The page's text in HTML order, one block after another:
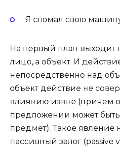
Я сломал свою
На первый план выходит
лицо, а объект. И
непосредственно над
объект действие не
влиянию извне (причем
предложении может быть
предмет). Такое явление
пассивный залог (passive